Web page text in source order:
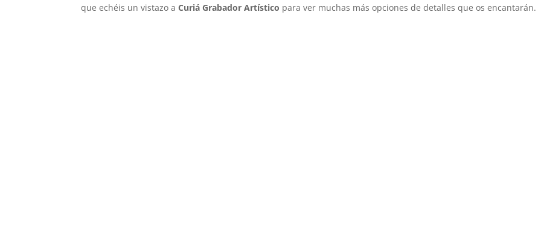
que echéis un vistazo aCuriá Grabador Artístico para ver muchas más opciones de detalles que os encantarán.